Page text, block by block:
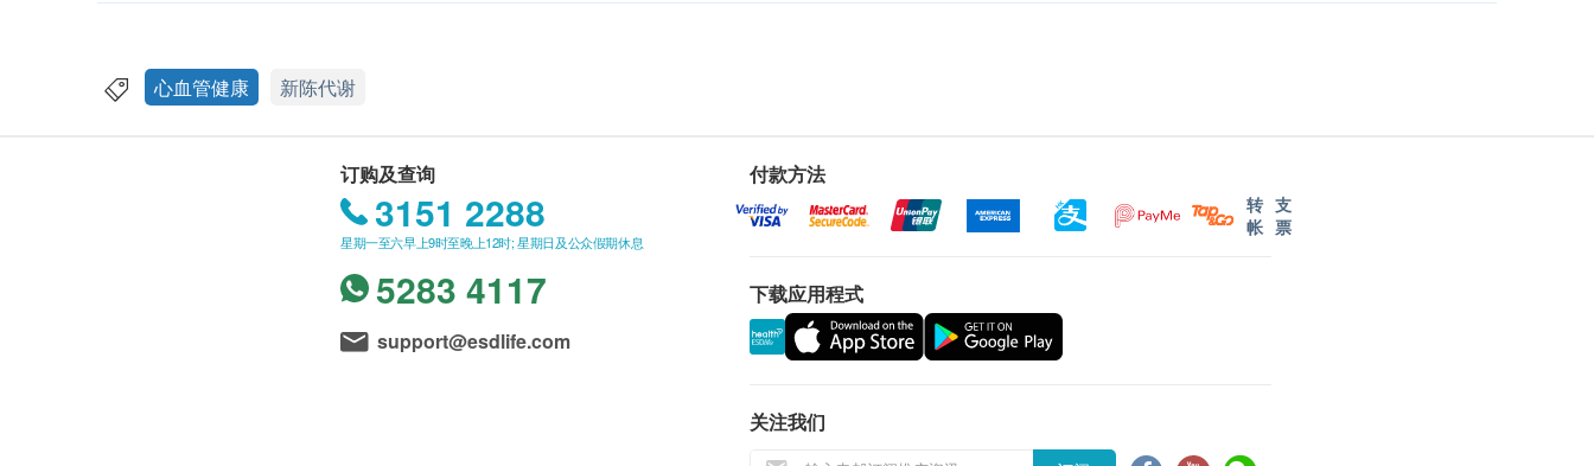
心血管健康 新陈代谢
订购及查询
3151 2288
星期一至六早上9时至晚上12时; 星期日及公众假期休息
5283 4117
support@esdlife.com
付款方法
转
帐
支
票
下载应用程式
关注我们